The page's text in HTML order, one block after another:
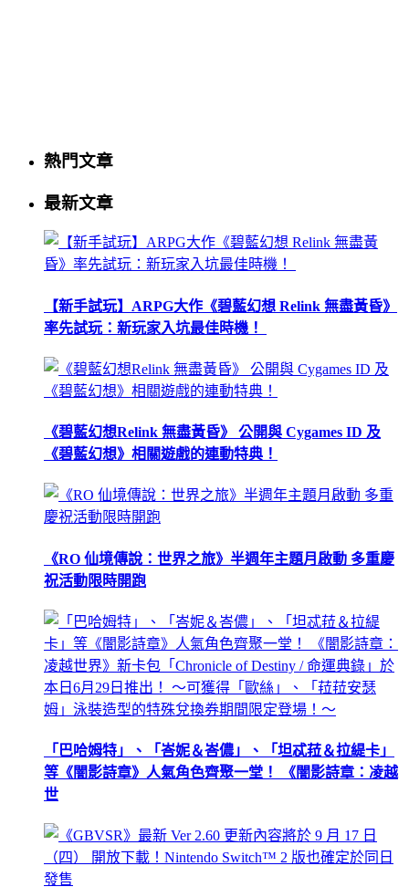
熱門文章
最新文章
【新手試玩】ARPG大作《碧藍幻想 Relink 無盡黃昏》
率先試玩：新玩家入坑最佳時機！
《碧藍幻想Relink 無盡黃昏》 公開與 Cygames ID 及
《碧藍幻想》相關遊戲的連動特典！
《RO 仙境傳說：世界之旅》半週年主題月啟動 多重慶
祝活動限時開跑
「巴哈姆特」、「峇妮＆峇儂」、「坦忒菈＆拉緹卡」
等《闇影詩章》人氣角色齊聚一堂！ 《闇影詩章：凌越
世